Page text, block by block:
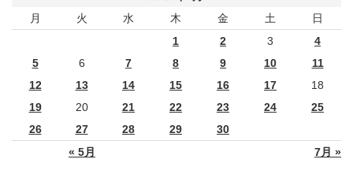
月
火 水 木 金 土 日
« 5月 7月 »
1 2 3
4
5
6 7 8 9 10
11
12
13 14 15 16 17
18
19
20 21 22 23 24
25
26
27 28 29 30